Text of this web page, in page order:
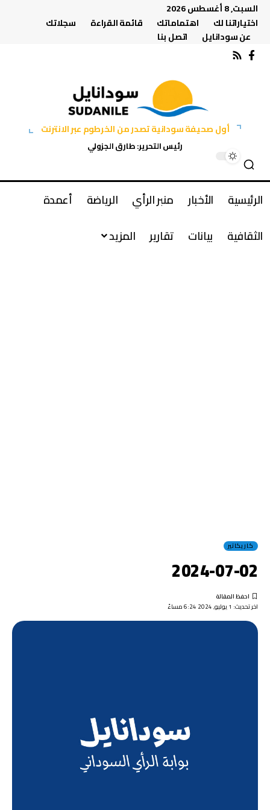
السبت, 8 أغسطس 2026
اختياراتنا لك
اهتماماتك قائمة القراءة
سجلاتك
عن سودانايل
اتصل بنا
أول صحيفة سودانية تصدر من الخرطوم عبر الانترنت
رئيس التحرير: طارق الجزولي
الرئيسية الأخبار منبر الرأي الرياضة
أعمدة
الثقافية
بيانات تقارير المزيد
كاريكاتير
2024-07-02
اخر تحديث: 1 يوليو, 2024 6:24 مساءً